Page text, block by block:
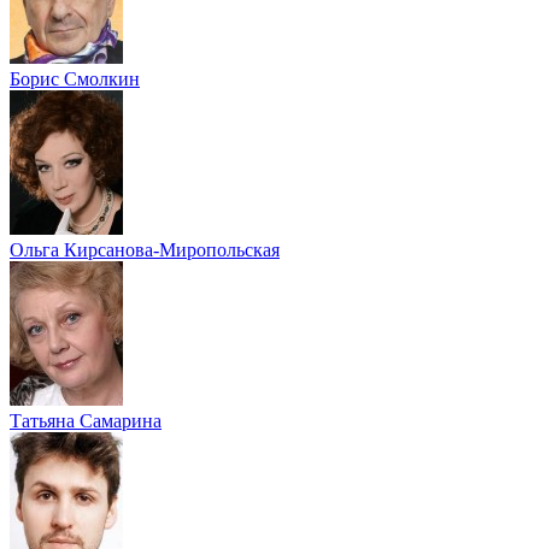
Борис Смолкин
Ольга Кирсанова-Миропольская
Татьяна Самарина